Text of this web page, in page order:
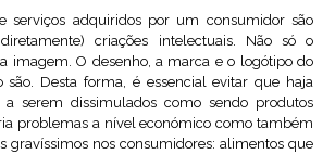
serviços adquiridos por um consumidor são
criações intelectuais. Não só o
imagem. O desenho, a marca e o logótipo do
Desta forma, é essencial evitar que haja
a serem dissimulados como sendo produtos
problemas a nível económico como também
gravíssimos nos consumidores: alimentos que